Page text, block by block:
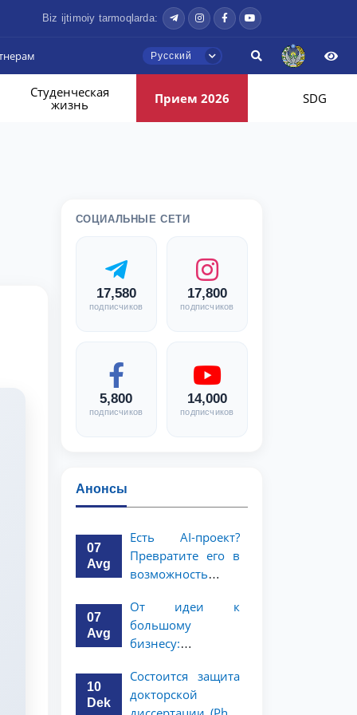
Biz ijtimoiy tarmoqlarda:
Русский
Студенческая
жизнь
Прием 2026 SDG
СОЦИАЛЬНЫЕ СЕТИ
17,580
подписчиков
17,800
подписчиков
5,800
подписчиков
14,000
подписчиков
Анонсы
07
Avg
Есть AI-проект?
Превратите его в
возможность
миллион
долларов!
07
Avg
От идеи к
большому
бизнесу:
миллионов
долларов для
10
Dek
Состоится защита
докторской